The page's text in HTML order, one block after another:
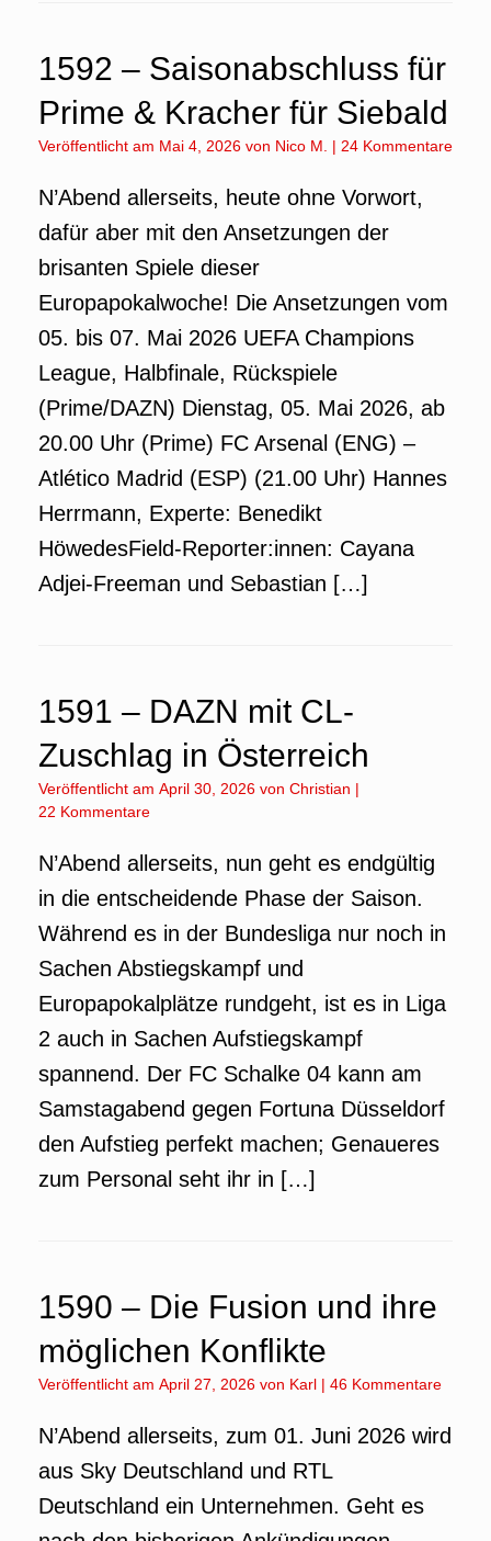
1592 – Saisonabschluss für
Prime & Kracher für Siebald
Veröffentlicht am Mai 4, 2026 von Nico M. | 24 Kommentare
N’Abend allerseits, heute ohne Vorwort,
dafür aber mit den Ansetzungen der
brisanten Spiele dieser
Europapokalwoche! Die Ansetzungen vom
05. bis 07. Mai 2026 UEFA Champions
League, Halbfinale, Rückspiele
(Prime/DAZN) Dienstag, 05. Mai 2026, ab
20.00 Uhr (Prime) FC Arsenal (ENG) –
Atlético Madrid (ESP) (21.00 Uhr) Hannes
Herrmann, Experte: Benedikt
HöwedesField-Reporter:innen: Cayana
Adjei-Freeman und Sebastian […]
1591 – DAZN mit CL-
Zuschlag in Österreich
Veröffentlicht am April 30, 2026 von Christian |
22 Kommentare
N’Abend allerseits, nun geht es endgültig
in die entscheidende Phase der Saison.
Während es in der Bundesliga nur noch in
Sachen Abstiegskampf und
Europapokalplätze rundgeht, ist es in Liga
2 auch in Sachen Aufstiegskampf
spannend. Der FC Schalke 04 kann am
Samstagabend gegen Fortuna Düsseldorf
den Aufstieg perfekt machen; Genaueres
zum Personal seht ihr in […]
1590 – Die Fusion und ihre
möglichen Konflikte
Veröffentlicht am April 27, 2026 von Karl | 46 Kommentare
N’Abend allerseits, zum 01. Juni 2026 wird
aus Sky Deutschland und RTL
Deutschland ein Unternehmen. Geht es